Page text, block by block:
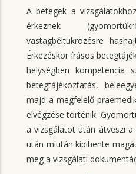
A betegek a
érkeznek
vastagbéltükrözésre
Érkezéskor írásos
helységben kompetencia
betegtájékoztatás,
majd a megfelelő
elvégzése történik.
a vizsgálatot után átveszi
után miután kipihente
meg a vizsgálati